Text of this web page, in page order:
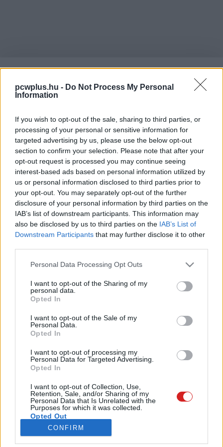
pcwplus.hu - Do Not Process My Personal
Information
If you wish to opt-out of the sale, sharing to third parties, or
processing of your personal or sensitive information for
targeted advertising by us, please use the below opt-out
section to confirm your selection. Please note that after your
opt-out request is processed you may continue seeing
interest-based ads based on personal information utilized by
us or personal information disclosed to third parties prior to
your opt-out. You may separately opt-out of the further
disclosure of your personal information by third parties on the
IAB’s list of downstream participants. This information may
also be disclosed by us to third parties on the IAB’s List of
Downstream Participants that may further disclose it to other
Please note that this website/app uses one or more Google
not limited to your visit or usage behaviour. You may click to
grant or deny consent to Google and its third-party tags to
use your data for below specified purposes in below Google
consent section.
Personal Data Processing Opt Outs
I want to opt-out of the Sharing of my
personal data.
Opted In
I want to opt-out of the Sale of my
Personal Data.
Opted In
I want to opt-out of processing my
Personal Data for Targeted Advertising.
Opted In
I want to opt-out of Collection, Use,
Retention, Sale, and/or Sharing of my
Personal Data that Is Unrelated with the
Purposes for which it was collected.
Opted Out
Google consents
CONFIRM
LÉGY TE IS TAGJA
A PCW MAX
KÖZÖSSÉGNEK!
A PCW nyomtatott magazin online térbe költözésével a
megjelenő tartalmak mennyisége nem csökken, de a
szerkesztőség egyes szakmai anyagai csak a PCW Max
csomag előfizetői számára lesznek elérhetők. Ezeket a
tartalmakat az előfizetők folyamatos bevonásával, az
össze.
A PCW Max csomagban számos extra tartalmat és
szolgáltatást biztosítunk. Ilyen például a teljes verziós
szabott segítségnyújtás a Segélyvonal Extra keretein belül,
IT-szótár, sőt, a PCW magazin havonta megjelenő, digitális
ESET Mobile Security védelmi szoftverek is elérhetők
minden előfizetett hónapban.
Ez az oldal csak regisztrált felhasználóknak érhető el,
kérjükjelentkezz bevagy regisztrálj ingyenesenPCW
fiókot.
Bejelentkezés